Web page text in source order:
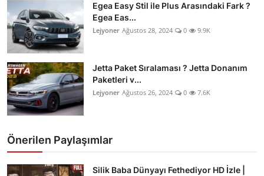
Egea Easy Stil ile Plus Arasındaki Fark ?
Egea Eas...
Lejyoner Ağustos 28, 2024 0 9.9K
Jetta Paket Sıralaması ? Jetta Donanım
Paketleri v...
Lejyoner Ağustos 26, 2024 0 7.6K
Önerilen Paylaşımlar
Silik Baba Dünyayı Fethediyor HD İzle |